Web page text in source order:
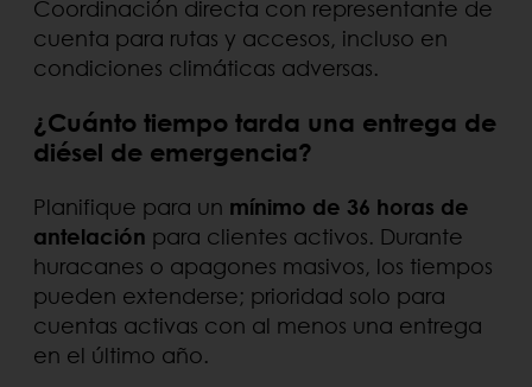
Coordinación directa con representante de
cuenta para rutas y accesos, incluso en
condiciones climáticas adversas.
¿Cuánto tiempo tarda una entrega de
diésel de emergencia?
Planifique para un mínimo de 36 horas de
antelación para clientes activos. Durante
huracanes o apagones masivos, los tiempos
pueden extenderse; prioridad solo para
cuentas activas con al menos una entrega
en el último año.